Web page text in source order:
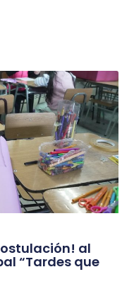
al
“Tardes que